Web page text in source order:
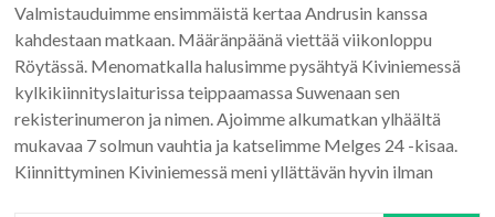
Valmistauduimme ensimmäistä kertaa Andrusin kanssa
kahdestaan matkaan. Määränpäänä viettää viikonloppu
Röytässä. Menomatkalla halusimme pysähtyä Kiviniemessä
kylkikiinnityslaiturissa teippaamassa Suwenaan sen
rekisterinumeron ja nimen. Ajoimme alkumatkan ylhäältä
mukavaa 7 solmun vauhtia ja katselimme Melges 24 -kisaa.
Kiinnittyminen Kiviniemessä meni yllättävän hyvin ilman